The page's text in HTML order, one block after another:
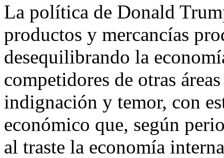
La política de Donald
productos y mercancías
desequilibrando la
competidores de otras
indignación y temor, con
económico que, según
al traste la economía